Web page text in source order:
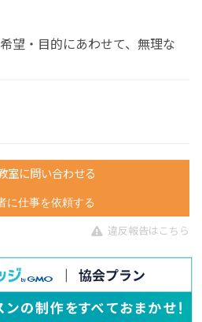
望・目的にあわせて、無理な
室に問い合わせる
に仕事を依頼する
違反報告はこちら